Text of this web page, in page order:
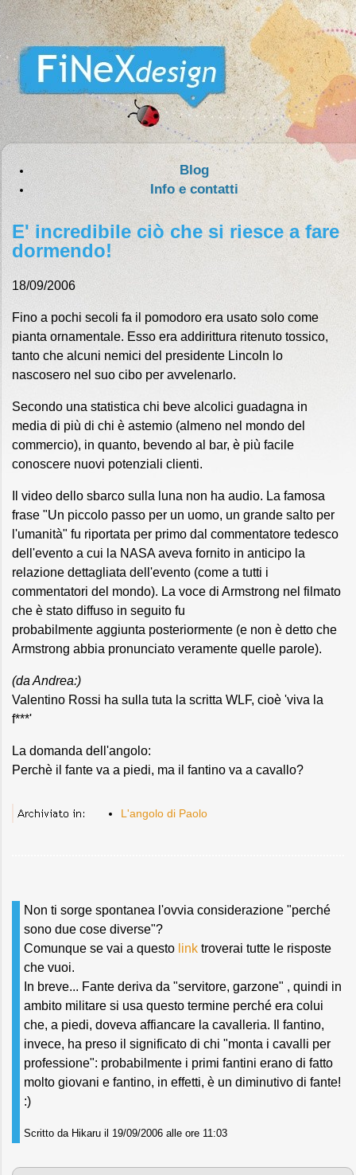
Blog
Info e contatti
E' incredibile ciò che si riesce a fare
dormendo!
18/09/2006
Fino a pochi secoli fa il pomodoro era usato solo come
pianta ornamentale. Esso era addirittura ritenuto tossico,
tanto che alcuni nemici del presidente Lincoln lo
nascosero nel suo cibo per avvelenarlo.
Secondo una statistica chi beve alcolici guadagna in
media di più di chi è astemio (almeno nel mondo del
commercio), in quanto, bevendo al bar, è più facile
conoscere nuovi potenziali clienti.
Il video dello sbarco sulla luna non ha audio. La famosa
frase "Un piccolo passo per un uomo, un grande salto per
l'umanità" fu riportata per primo dal commentatore tedesco
dell'evento a cui la NASA aveva fornito in anticipo la
relazione dettagliata dell'evento (come a tutti i
commentatori del mondo). La voce di Armstrong nel filmato
che è stato diffuso in seguito fu
probabilmente aggiunta posteriormente (e non è detto che
Armstrong abbia pronunciato veramente quelle parole).
(da Andrea:)
Valentino Rossi ha sulla tuta la scritta WLF, cioè 'viva la
f***'
La domanda dell'angolo:
Perchè il fante va a piedi, ma il fantino va a cavallo?
L'angolo di Paolo
Non ti sorge spontanea l'ovvia considerazione "perché
sono due cose diverse"?
Comunque se vai a questo link troverai tutte le risposte
che vuoi.
In breve... Fante deriva da "servitore, garzone" , quindi in
ambito militare si usa questo termine perché era colui
che, a piedi, doveva affiancare la cavalleria. Il fantino,
invece, ha preso il significato di chi "monta i cavalli per
professione": probabilmente i primi fantini erano di fatto
molto giovani e fantino, in effetti, è un diminutivo di fante!
:)
Scritto da Hikaru il 19/09/2006 alle ore 11:03